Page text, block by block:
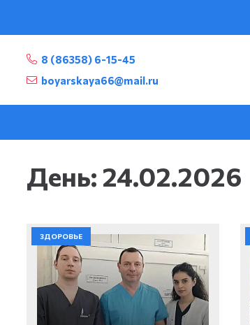
8 (86358) 6-15-45
boyarskaya66@mail.ru
День: 24.02.2026
ЗДОРОВЬЕ